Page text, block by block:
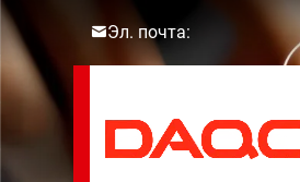
Эл. почта: